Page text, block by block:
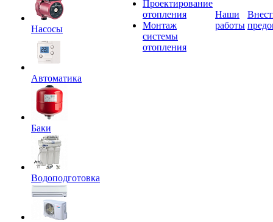
Насосы
Автоматика
Баки
Водоподготовка
Проектирование
отопления
Монтаж
системы
отопления
Наши
работы